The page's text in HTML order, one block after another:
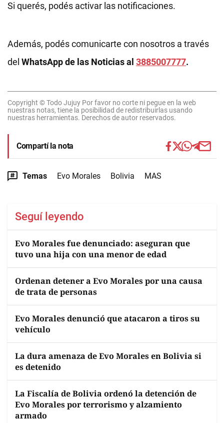
Si querés, podés activar las notificaciones.
Además, podés comunicarte con nosotros a través
del WhatsApp de las Noticias al 3885007777.
Copyright © Todo Jujuy Por favor no corte ni pegue en la web
nuestras notas, tiene la posibilidad de redistribuirlas usando
nuestras herramientas. Derechos de autor reservados.
Compartí la nota
Temas Evo Morales Bolivia MAS
Seguí leyendo
Evo Morales fue denunciado: aseguran que
tuvo una hija con una menor de edad
Ordenan detener a Evo Morales por una causa
de trata de personas
Evo Morales denunció que atacaron a tiros su
vehículo
La dura amenaza de Evo Morales en Bolivia si
es detenido
La Fiscalía de Bolivia ordenó la detención de
Evo Morales por terrorismo y alzamiento
armado